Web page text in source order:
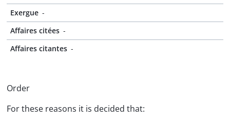
Exergue -
Affaires citées -
Affaires citantes -
Order
For these reasons it is decided that: